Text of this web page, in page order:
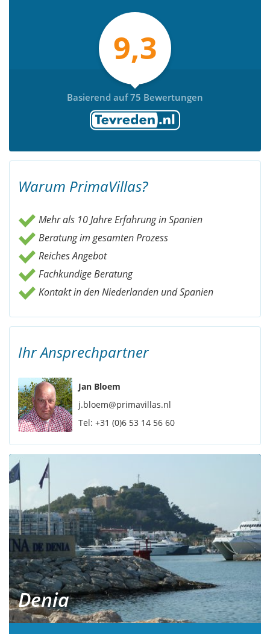
9,3
Basierend auf 75 Bewertungen
Warum PrimaVillas?
Mehr als 10 Jahre Erfahrung in Spanien
Beratung im gesamten Prozess
Reiches Angebot
Fachkundige Beratung
Kontakt in den Niederlanden und Spanien
Ihr Ansprechpartner
Jan Bloem
j.bloem@primavillas.nl
Tel: +31 (0)6 53 14 56 60
Denia